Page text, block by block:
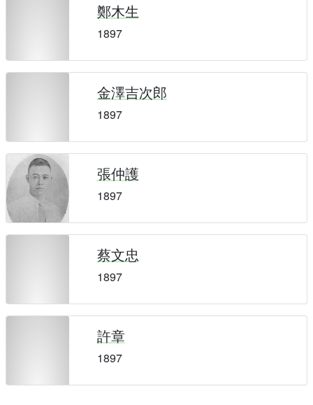
鄭木生
1897
金澤吉次郎
1897
張仲護
1897
蔡文忠
1897
許章
1897